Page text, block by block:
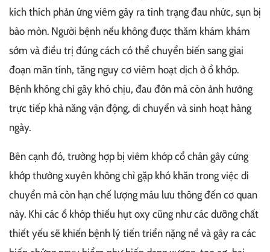
kích thích phản ứng viêm gây ra tình trạng đau nhức, sụn bị
bào mòn. Người bệnh nếu không được thăm khám khám
sớm và điều trị đúng cách có thể chuyển biến sang giai
đoạn mãn tính, tăng nguy cơ viêm hoạt dịch ở ổ khớp.
Bệnh không chỉ gây khó chịu, đau đớn mà còn ảnh hưởng
trực tiếp khả năng vận động, di chuyển và sinh hoạt hàng
ngày.
Bên cạnh đó, trường hợp bị viêm khớp cổ chân gây cứng
khớp thường xuyên không chỉ gặp khó khăn trong việc di
chuyển mà còn hạn chế lượng máu lưu thông đến cơ quan
này. Khi các ổ khớp thiếu hụt oxy cũng như các dưỡng chất
thiết yếu sẽ khiến bệnh lý tiến triển nặng nề và gây ra các